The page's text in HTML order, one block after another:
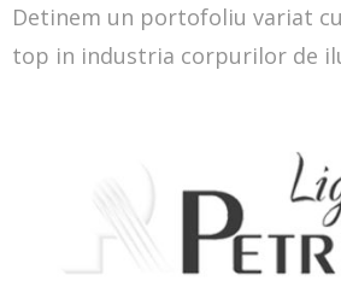
Detinem un portofoliu variat
top in industria corpurilor de